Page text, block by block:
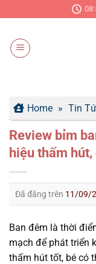
đến
dung
Home » Tin
Review bỉm
hiệu thấm
Đã đăng trên 11/09/
Ban đêm là thời
mạch để phát triển
thấm hút tốt, bé có